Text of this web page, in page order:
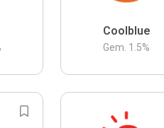
Coolblue
Gem. 1.5%